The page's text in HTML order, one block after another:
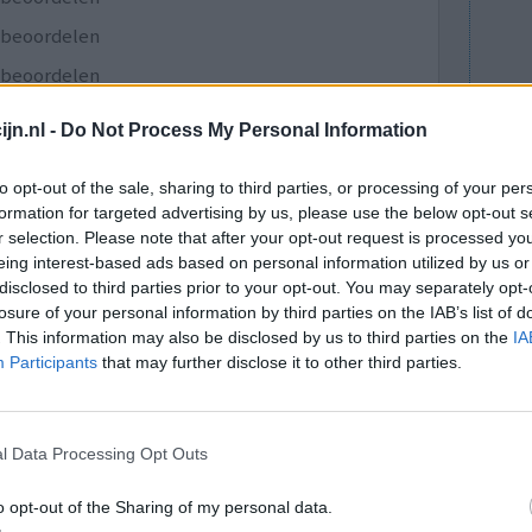
- Do Not Process My Personal Information
opt-out of the sale, sharing to third parties, or processing of your
for targeted advertising by us, please use the below opt-out
selection. Please note that after your opt-out request is processed
interest-based ads based on personal information utilized by us
to third parties prior to your opt-out. You may separately
of your personal information by third parties on the IAB’s list of
This information may also be disclosed by us to third parties on the
Participants that may further disclose it to other third parties.
Data Processing Opt Outs
opt-out of the Sharing of my personal data.